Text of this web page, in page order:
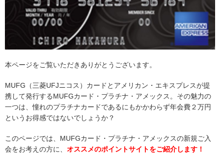
本ページをご覧いただきありがとうございます。
MUFG（三菱UFJニコス）カードとアメリカン・エキスプレスが提
携して発行するMUFGカード・プラチナ・アメックス。その魅力の
一つは、憧れのプラチナカードであるにもかかわらず年会費２万円
というお得感ではないでしょうか？
このページでは、MUFGカード・プラチナ・アメックスの新規ご入
会をお考えの方に、 オススメのポイントサイトをご紹介します！